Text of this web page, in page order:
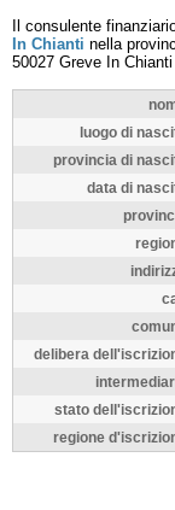
Il consulente
In Chianti nella
50027 Greve In Chianti
luogo di
provincia di
data di
delibera
stato
regione